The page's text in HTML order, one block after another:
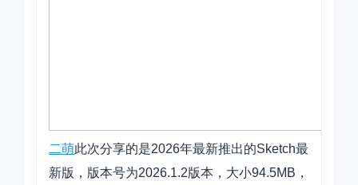
二萌此次分享的是2026年最新推出的Sketch最
新版，版本号为2026.1.2版本，大小94.5MB，